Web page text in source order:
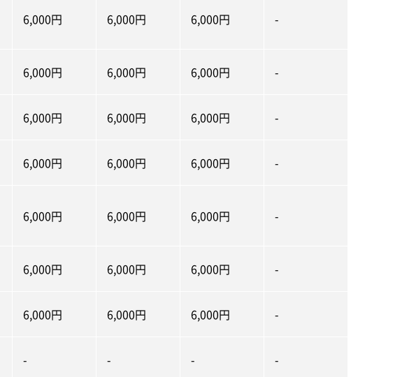
6,000円 6,000円 6,000円 -
6,000円 6,000円 6,000円 -
6,000円 6,000円 6,000円 -
6,000円 6,000円 6,000円 -
6,000円 6,000円 6,000円 -
6,000円 6,000円 6,000円 -
6,000円 6,000円 6,000円 -
- - - -